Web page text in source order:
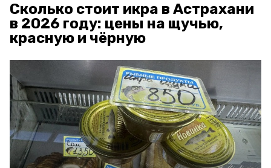
Сколько стоит икра в Астрахани
в 2026 году: цены на щучью,
красную и чёрную